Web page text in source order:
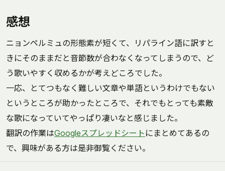
感想
ニョンペルミュの形態素が短くて、リパライン語に訳すと
きにそのままだと音節数が合わなくなってしまうので、ど
う歌いやすく収めるかが考えどころでした。
一応、とてつもなく難しい文章や単語というわけでもない
というところが助かったところで、それでもとっても素敵
な歌になっていてやっぱり凄いなと感じました。
翻訳の作業はGoogleスプレッドシート にまとめてあるの
で、興味がある方は是非御覧ください。